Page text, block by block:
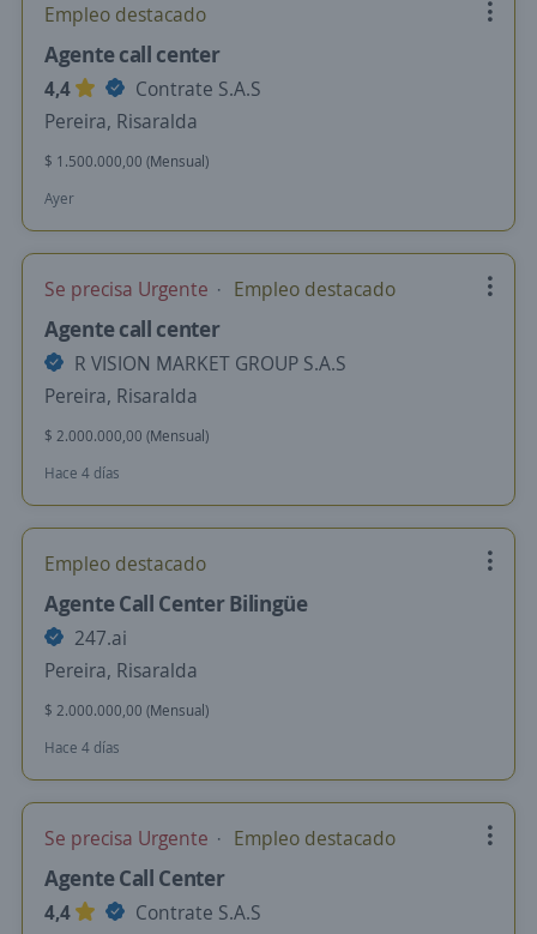
Empleo destacado
Agente call center
4,4
Contrate S.A.S
Pereira, Risaralda
$ 1.500.000,00 (Mensual)
Ayer
Se precisa Urgente Empleo destacado
Agente call center
R VISION MARKET GROUP S.A.S
Pereira, Risaralda
$ 2.000.000,00 (Mensual)
Hace 4 días
Empleo destacado
Agente Call Center Bilingüe
247.ai
Pereira, Risaralda
$ 2.000.000,00 (Mensual)
Hace 4 días
Se precisa Urgente Empleo destacado
Agente Call Center
4,4
Contrate S.A.S